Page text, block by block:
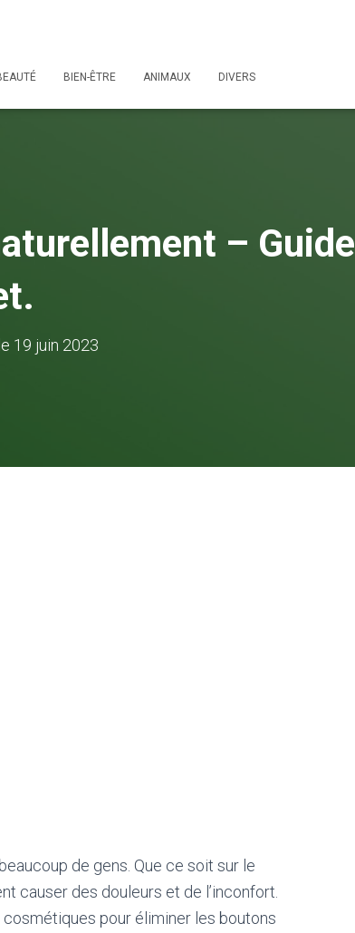
BIEN-ÊTRE ANIMAUX DIVERS
– Guide
le 19 juin 2023
de gens. Que ce soit sur le
causer des douleurs et de l’inconfort.
pour éliminer les boutons